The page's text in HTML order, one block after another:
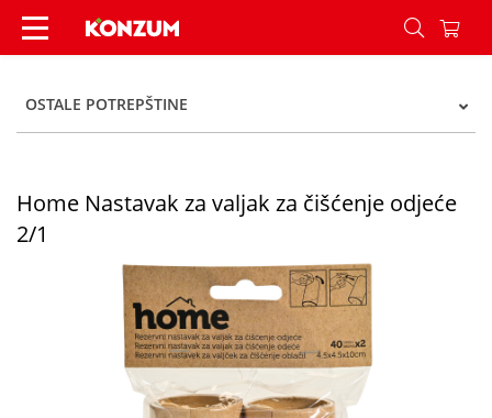
Home Nastavak za valjak za čišćenje odjeće 2/1
OSTALE POTREPŠTINE
Home Nastavak za valjak za čišćenje odjeće
2/1